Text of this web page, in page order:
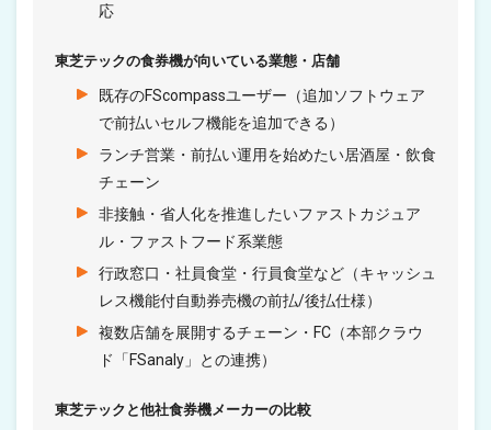
応
東芝テックの食券機が向いている業態・店舗
既存のFScompassユーザー（追加ソフトウェア
で前払いセルフ機能を追加できる）
ランチ営業・前払い運用を始めたい居酒屋・飲食
チェーン
非接触・省人化を推進したいファストカジュア
ル・ファストフード系業態
行政窓口・社員食堂・行員食堂など（キャッシュ
レス機能付自動券売機の前払/後払仕様）
複数店舗を展開するチェーン・FC（本部クラウ
ド「FSanaly」との連携）
東芝テックと他社食券機メーカーの比較